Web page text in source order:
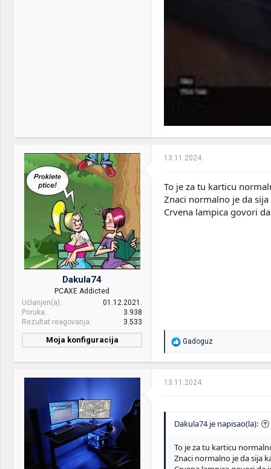
Dakula74
PCAXE Addicted
Učlanjen(a)
01.12.2021.
Poruka
3.938
Rezultat reagovanja
3.533
Moja konfiguracija
9950x3d + NZXT Kraken
280 RGB
PHANTOM GAMING X870E
Nova WiFi
RAM: 64 gb
VGA & cooler: MSI X Slim Nvidia RTX 4090
Display: Gigabyte M27Q
13.11.2024.
To je za tu karticu
Znaci normalno je da
Crvena lampica govori
R
a
o
a
Gadoguz
13.11.2024.
Dakula74 je napisao(la):
To je za tu karticu
Znaci normalno je da sija